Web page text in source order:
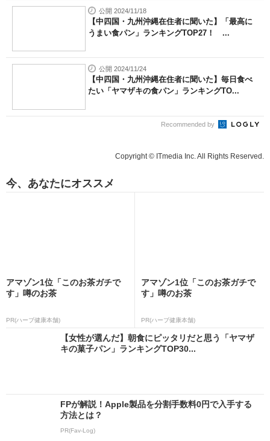
公開 2024/11/18
【中四国・九州沖縄在住者に聞いた】「最高に
うまい食パン」ランキングTOP27！ ...
公開 2024/11/24
【中四国・九州沖縄在住者に聞いた】毎日食べ
たい「ヤマザキの食パン」ランキングTO...
Recommended by
Copyright © ITmedia Inc. All Rights Reserved.
今、あなたにオススメ
アマゾン1位「このお茶ガチで
す」噂のお茶
PR(ハーブ健康本舗)
アマゾン1位「このお茶ガチで
す」噂のお茶
PR(ハーブ健康本舗)
【女性が選んだ】朝食にピッタリだと思う「ヤマザ
キの菓子パン」ランキングTOP30...
FPが解説！Apple製品を分割手数料0円で入手する
方法とは？
PR(Fav-Log)